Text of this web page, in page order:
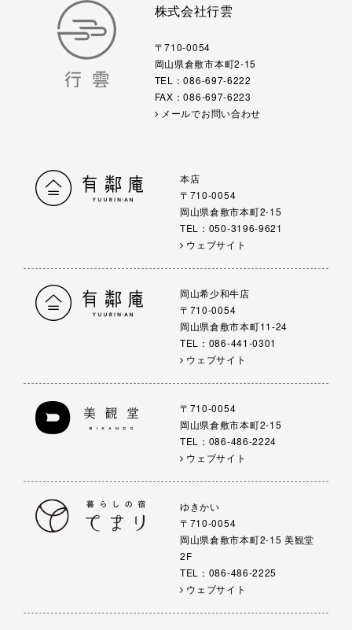
株式会社行雲
〒710-0054
岡山県倉敷市本町2-15
TEL：086-697-6222
FAX：086-697-6223
メールでお問い合わせ
本店
〒710-0054
岡山県倉敷市本町2-15
TEL：050-3196-9621
ウェブサイト
岡山希少和牛店
〒710-0054
岡山県倉敷市本町11-24
TEL：086-441-0301
ウェブサイト
〒710-0054
岡山県倉敷市本町2-15
TEL：086-486-2224
ウェブサイト
ゆきかい
〒710-0054
岡山県倉敷市本町2-15 美観堂
2F
TEL：086-486-2225
ウェブサイト